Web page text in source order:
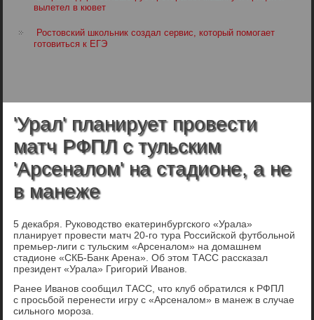
вылетел в кювет
Ростовский школьник создал сервис, который помогает
готовиться к ЕГЭ
'Урал' планирует провести
матч РФПЛ с тульским
'Арсеналом' на стадионе, а не
в манеже
5 декабря. Руководство екатеринбургского «Урала»
планирует провести матч 20-го тура Российской футбольной
премьер-лиги с тульским «Арсеналом» на домашнем
стадионе «СКБ-Банк Арена». Об этом ТАСС рассказал
президент «Урала» Григорий Иванов.
Ранее Иванов сообщил ТАСС, что клуб обратился к РФПЛ
с просьбой перенести игру с «Арсеналом» в манеж в случае
сильного мороза.